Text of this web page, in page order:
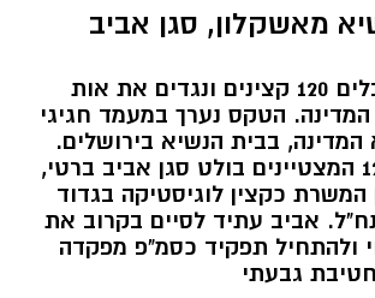
מאשקלון, סגן אביב
מידי שנה מקבלים 120 קצינים ונגדים את אות
המדינה. הטקס נערך במעמד חגיגי
בבית הנשיא בירושלים.
השנה, מבין 120 המצטיינים בולט סגן אביב ברטי,
כקצין לוגיסטיקה בגדוד
אביב עתיד לסיים בקרוב את
ולהתחיל תפקיד כסמ"פ מפקדה
גבעתי